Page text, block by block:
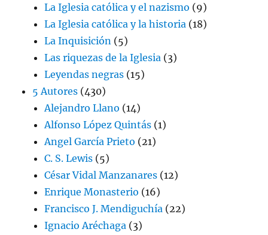
La Iglesia católica y el nazismo (9)
La Iglesia católica y la historia (18)
La Inquisición (5)
Las riquezas de la Iglesia (3)
Leyendas negras (15)
5 Autores (430)
Alejandro Llano (14)
Alfonso López Quintás (1)
Angel García Prieto (21)
C. S. Lewis (5)
César Vidal Manzanares (12)
Enrique Monasterio (16)
Francisco J. Mendiguchía (22)
Ignacio Aréchaga (3)